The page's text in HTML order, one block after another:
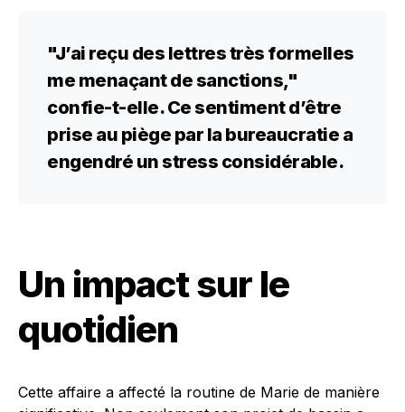
"J’ai reçu des lettres très formelles
me menaçant de sanctions,"
confie-t-elle. Ce sentiment d’être
prise au piège par la bureaucratie a
engendré un stress considérable.
Un impact sur le
quotidien
Cette affaire a affecté la routine de Marie de manière